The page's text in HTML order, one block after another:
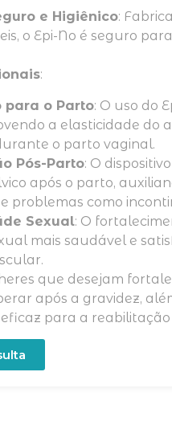
e Higiênico:
o Epi-No é seguro
:
para o Parto: O uso do
a elasticidade do
o parto vaginal.
Pós-Parto: O
após o parto,
problemas como
Sexual: O
mais saudável e
que desejam
após a gravidez,
para a reabilitação